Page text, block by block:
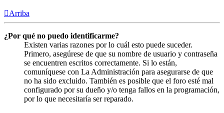
Arriba
¿Por qué no puedo identificarme?
Existen varias razones por lo cuál esto puede suceder.
Primero, asegúrese de que su nombre de usuario y contraseña
se encuentren escritos correctamente. Si lo están,
comuníquese con La Administración para asegurarse de que
no ha sido excluido. También es posible que el foro esté mal
configurado por su dueño y/o tenga fallos en la programación,
por lo que necesitaría ser reparado.